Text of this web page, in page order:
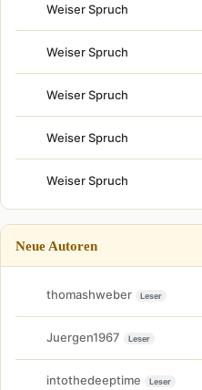
Weiser Spruch
Weiser Spruch
Weiser Spruch
Weiser Spruch
Weiser Spruch
Neue Autoren
thomashweber Leser
Juergen1967 Leser
intothedeeptime Leser